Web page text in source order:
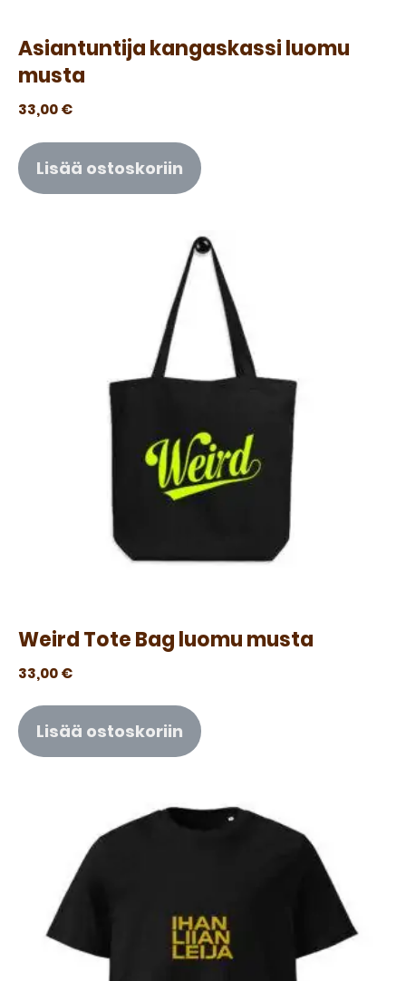
Asiantuntija kangaskassi luomu
musta
33,00€
Lisää ostoskoriin
Weird Tote Bag luomu musta
33,00€
Lisää ostoskoriin